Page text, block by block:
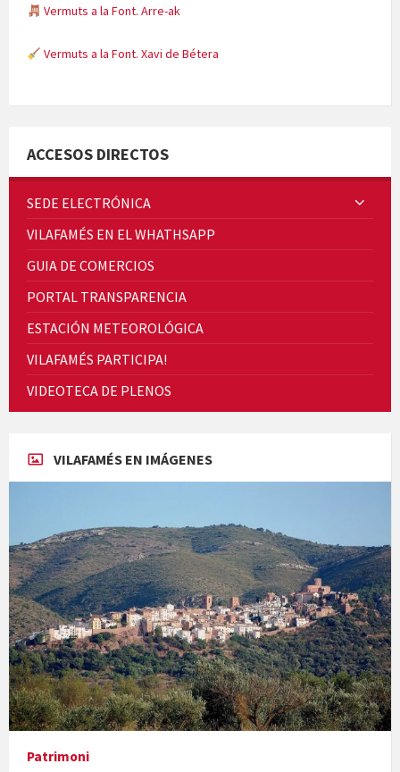
Vermuts a la Font. Arre-ak
Vermuts a la Font. Xavi de Bétera
Quintà Culroja
Cicle de Cine i Dones rurals
Concerts al Museu
Presentació del llibre &quot;La mare&quot;, d'Emma Zafon
ACCESOS DIRECTOS
SEDE ELECTRÓNICA
VILAFAMÉS EN EL WHATHSAPP
GUIA DE COMERCIOS
PORTAL TRANSPARENCIA
ESTACIÓN METEOROLÓGICA
VILAFAMÉS PARTICIPA!
VIDEOTECA DE PLENOS
VILAFAMÉS EN IMÁGENES
Patrimoni